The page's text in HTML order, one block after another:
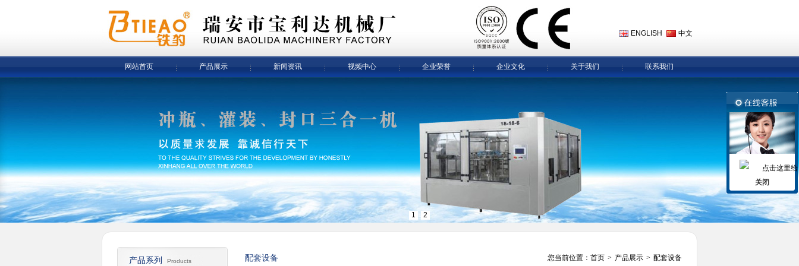
ENGLISH 中文
网站首页 产品展示 新闻资讯 视频中心 企业荣誉 企业文化 关于我们 联系我们
1 2
产品系列 Products 配套设备 您当前位置： 首页 > 产品展示 > 配套设备
关闭